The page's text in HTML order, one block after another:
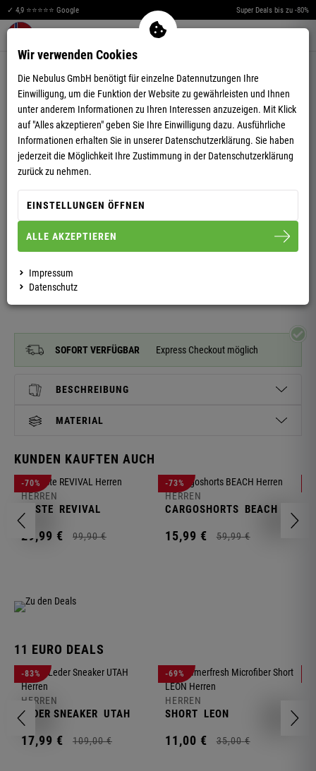
✓ 4,9 ⭐⭐⭐⭐⭐ Google Super Deals bis zu -80%
Warenkorb aufklappen
FLEECEJACKE MIT TEDDYFELL FALLOU HERREN
SOFORT VERFÜGBAR Express Checkout möglich
BESCHREIBUNG
MATERIAL
KUNDEN KAUFTEN AUCH
-70%
HERREN
WESTE REVIVAL
29,99 € 99,90 €
-73%
HERREN
CARGOSHORTS BEACH
15,99 € 59,99 €
11 EURO DEALS
-83%
HERREN
LEDER SNEAKER UTAH
17,99 € 109,00 €
-69%
HERREN
SHORT LEON
11,00 € 35,00 €
Wir verwenden Cookies
Die Nebulus GmbH benötigt für einzelne Datennutzungen Ihre
Einwilligung, um die Funktion der Website zu gewährleisten und Ihnen
unter anderem Informationen zu Ihren Interessen anzuzeigen. Mit Klick
auf "Alles akzeptieren" geben Sie Ihre Einwilligung dazu. Ausführliche
Informationen erhalten Sie in unserer Datenschutzerklärung. Sie haben
jederzeit die Möglichkeit Ihre Zustimmung in der Datenschutzerklärung
zurück zu nehmen.
EINSTELLUNGEN ÖFFNEN
ALLE AKZEPTIEREN
Impressum
Datenschutz